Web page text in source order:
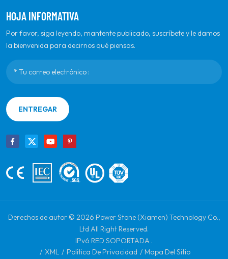
HOJA INFORMATIVA
Por favor, siga leyendo, mantente publicado, suscríbete y le damos
la bienvenida para decirnos qué piensas.
ENTREGAR
Derechos de autor © 2026 Power Stone (Xiamen) Technology Co.,
Ltd All Right Reserved.
IPv6 RED SOPORTADA .
/ XML / Política De Privacidad / Mapa Del Sitio